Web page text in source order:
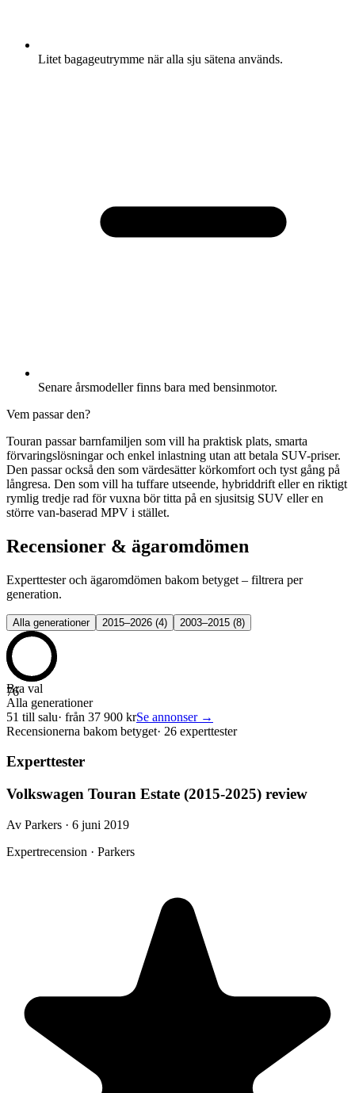
Litet bagageutrymme när alla sju sätena används.
Senare årsmodeller finns bara med bensinmotor.
Vem passar den?
Touran passar barnfamiljen som vill ha praktisk plats, smarta
förvaringslösningar och enkel inlastning utan att betala SUV-priser.
Den passar också den som värdesätter körkomfort och tyst gång på
långresa. Den som vill ha tuffare utseende, hybriddrift eller en riktigt
rymlig tredje rad för vuxna bör titta på en sjusitsig SUV eller en
större van-baserad MPV i stället.
Recensioner & ägaromdömen
Experttester och ägaromdömen bakom betyget – filtrera per
generation.
Alla generationer 2015–2026 (4) 2003–2015 (8)
76
Bra val
Alla generationer
51 till salu· från 37 900 krSe annonser →
Recensionerna bakom betyget· 26 experttester
Experttester
Volkswagen Touran Estate (2015-2025) review
Av Parkers · 6 juni 2019
Expertrecension · Parkers